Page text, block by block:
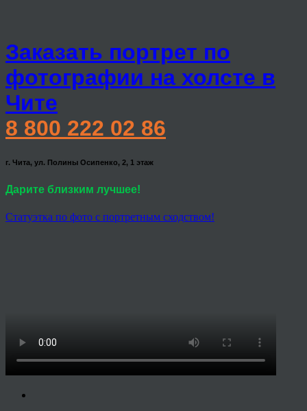
Заказать портрет по
фотографии на холсте в
Чите
8 800 222 02 86
г. Чита, ул. Полины Осипенко, 2, 1 этаж
Дарите близким лучшее!
Статуэтка по фото с портретным сходством!